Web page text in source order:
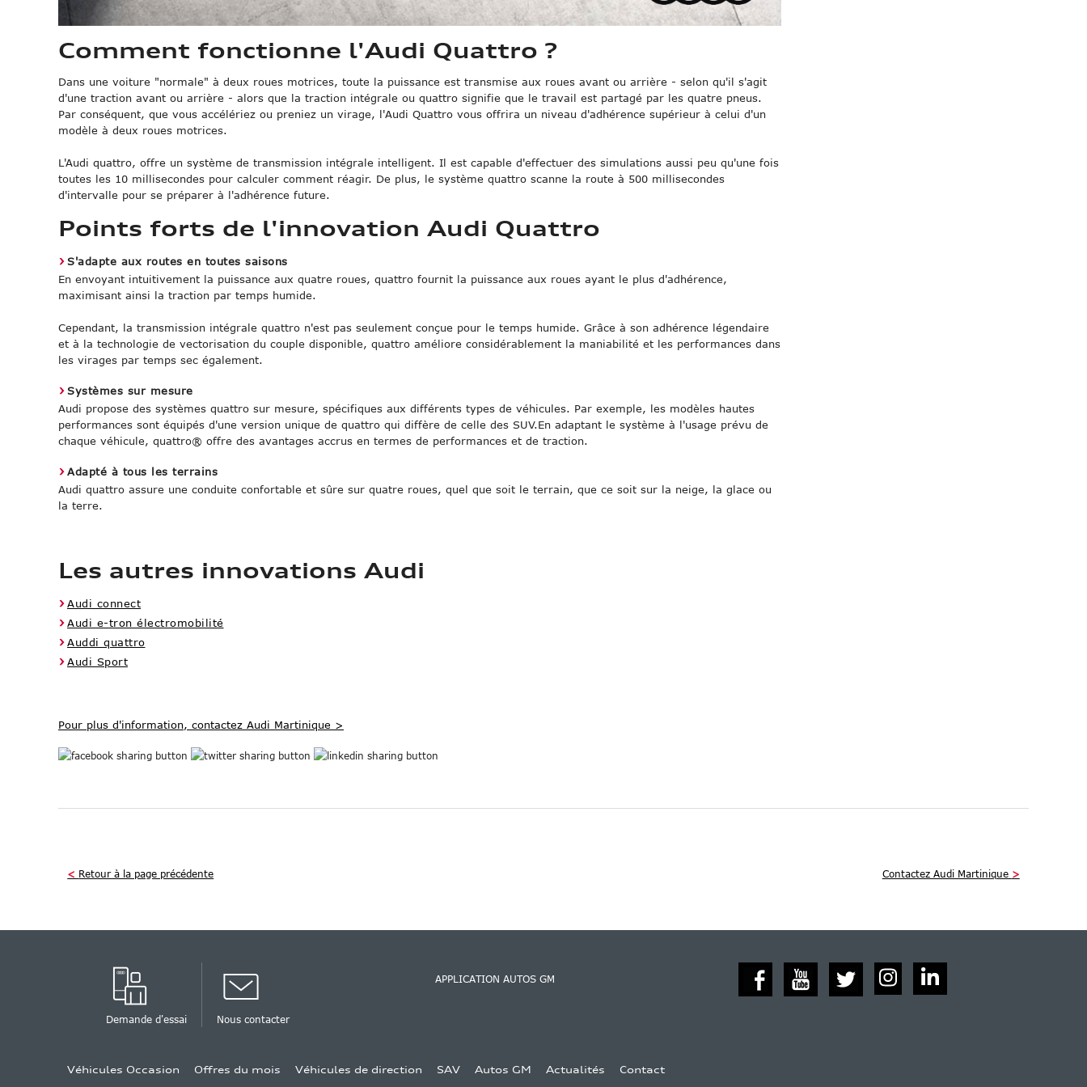
Comment fonctionne l'Audi Quattro ?
Dans une voiture "normale" à deux roues motrices, toute la puissance est transmise aux roues avant ou arrière - selon qu'il s'agit
d'une traction avant ou arrière - alors que la traction intégrale ou quattro signifie que le travail est partagé par les quatre pneus.
Par conséquent, que vous accélériez ou preniez un virage, l'Audi Quattro vous offrira un niveau d'adhérence supérieur à celui d'un
modèle à deux roues motrices.
L'Audi quattro, offre un système de transmission intégrale intelligent. Il est capable d'effectuer des simulations aussi peu qu'une fois
toutes les 10 millisecondes pour calculer comment réagir. De plus, le système quattro scanne la route à 500 millisecondes
d'intervalle pour se préparer à l'adhérence future.
Points forts de l'innovation Audi Quattro
S'adapte aux routes en toutes saisons
En envoyant intuitivement la puissance aux quatre roues, quattro fournit la puissance aux roues ayant le plus d'adhérence,
maximisant ainsi la traction par temps humide.
Cependant, la transmission intégrale quattro n'est pas seulement conçue pour le temps humide. Grâce à son adhérence légendaire
et à la technologie de vectorisation du couple disponible, quattro améliore considérablement la maniabilité et les performances dans
les virages par temps sec également.
Systèmes sur mesure
Audi propose des systèmes quattro sur mesure, spécifiques aux différents types de véhicules. Par exemple, les modèles hautes
performances sont équipés d'une version unique de quattro qui diffère de celle des SUV.En adaptant le système à l'usage prévu de
chaque véhicule, quattro® offre des avantages accrus en termes de performances et de traction.
Adapté à tous les terrains
Audi quattro assure une conduite confortable et sûre sur quatre roues, quel que soit le terrain, que ce soit sur la neige, la glace ou
la terre.
Les autres innovations Audi
Audi connect
Audi e-tron électromobilité
Auddi quattro
Audi Sport
Pour plus d'information, contactez Audi Martinique >
Contactez Audi Martinique >
< Retour à la page précédente
Demande d'essai Nous contacter
APPLICATION AUTOS GM
Véhicules Occasion Offres du mois Véhicules de direction SAV Autos GM Actualités Contact